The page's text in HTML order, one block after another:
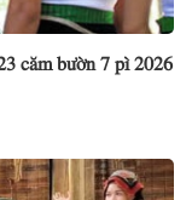
căm bườn 7 pì 2026